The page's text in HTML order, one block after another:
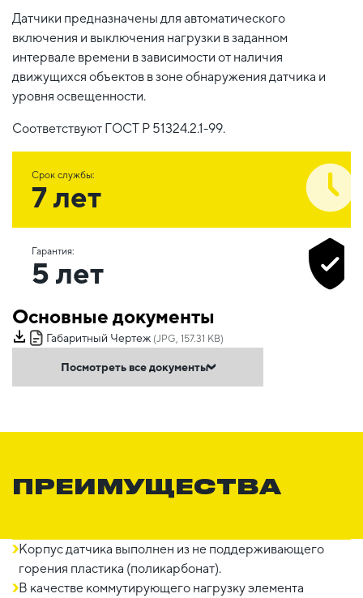
Датчики предназначены для автоматического
включения и выключения нагрузки в заданном
интервале времени в зависимости от наличия
движущихся объектов в зоне обнаружения датчика и
уровня освещенности.
Соответствуют ГОСТ Р 51324.2.1-99.
Срок службы:
7 лет
Гарантия:
5 лет
Основные документы
Габаритный Чертеж (JPG, 157.31 KB)
Посмотреть все документы
ПРЕИМУЩЕСТВА
Корпус датчика выполнен из не поддерживающего
горения пластика (поликарбонат).
В качестве коммутирующего нагрузку элемента